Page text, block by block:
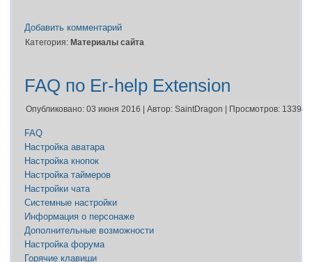
Добавить комментарий
Категория: Материалы сайта
FAQ по Er-help Extension
Опубликовано: 03 июня 2016 |Автор: SaintDragon Просмотров: 13394
FAQ
Настройка аватара
Настройка кнопок
Настройка таймеров
Настройки чата
Системные настройки
Информация о персонаже
Дополнительные возможности
Настройка форума
Горячие клавиши